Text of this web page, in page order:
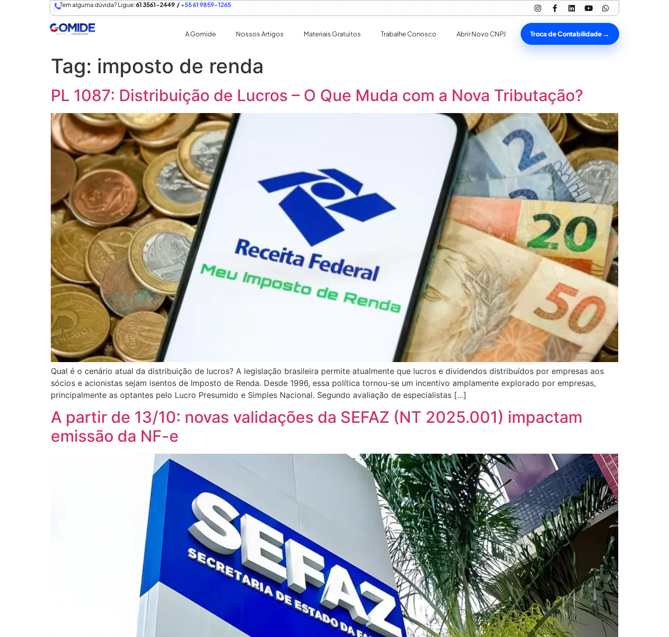
Tem alguma dúvida? Ligue:61 3561-2449 / +55 61 9859-1265
A Gomide Nossos Artigos Materiais Gratuitos Trabalhe Conosco Abrir Novo CNPJ Troca de Contabilidade
Tag: imposto de renda
PL 1087: Distribuição de Lucros – O Que Muda com a Nova Tributação?
Qual é o cenário atual da distribuição de lucros? A legislação brasileira permite atualmente que lucros e dividendos distribuídos por empresas aos
sócios e acionistas sejam isentos de Imposto de Renda. Desde 1996, essa política tornou-se um incentivo amplamente explorado por empresas,
principalmente as optantes pelo Lucro Presumido e Simples Nacional. Segundo avaliação de especialistas […]
A partir de 13/10: novas validações da SEFAZ (NT 2025.001) impactam
emissão da NF-e